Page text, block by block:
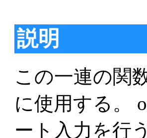
説明
この一連の関
に使用する。
ート入力を行